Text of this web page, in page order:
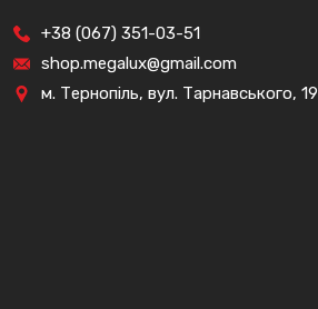
+38 (067) 351-03-51
shop.megalux@gmail.com
м. Тернопіль, вул. Тарнавського, 19